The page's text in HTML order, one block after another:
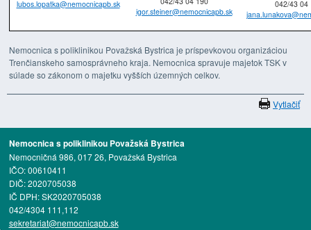
lubos.lopatka@nemocnicapb.sk
igor.steiner@nemocnicapb.sk
042/43 04
Nemocnica s poliklinikou Považská Bystrica je príspevkovou organizáciou
Trenčianskeho samosprávneho kraja. Nemocnica spravuje majetok TSK v
súlade so zákonom o majetku vyšších územných celkov.
Vytlačiť
Nemocnica s poliklinikou Považská Bystrica
Nemocničná 986, 017 26, Považská Bystrica
IČO: 00610411
DIČ: 2020705038
IČ DPH: SK2020705038
042/4304 111,112
sekretariat@nemocnicapb.sk